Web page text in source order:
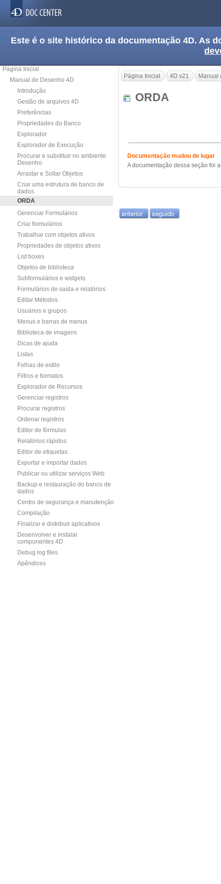
Este é o site histórico da documentação 4D. As
Página Inicial
Manual de Desenho 4D
Introdução
Gestão de arquivos 4D
Preferências
Propriedades do Banco
Explorador
Explorador de Execução
Procurar e substituir no ambiente
Desenho
Arrastar e Soltar Objetos
Criar uma estrutura de banco de
dados
ORDA
Gerenciar Formulários
Criar formulários
Trabalhar com objetos ativos
Propriedades de objetos ativos
List boxes
Objetos de biblioteca
Subformulários e widgets
Formulários de saída e relatórios
Editar Métodos
Usuários e grupos
Menus e barras de menus
Biblioteca de imagens
Dicas de ajuda
Listas
Folhas de estilo
Filtros e formatos
Explorador de Recursos
Gerenciar registros
Procurar registros
Ordenar registros
Editor de fórmulas
Relatórios rápidos
Editor de etiquetas
Exportar e importar dados
Publicar ou utilizar serviços Web
Backup e restauração do banco de
dados
Centro de segurança e manutenção
Compilação
Finalizar e distribuir aplicativos
Desenvolver e instalar
componentes 4D
Debug log files
Apêndices
Página Inicial 4D v21 Manual
ORDA
Documentação mudou de lugar
A documentação dessa seção foi
anterior seguido